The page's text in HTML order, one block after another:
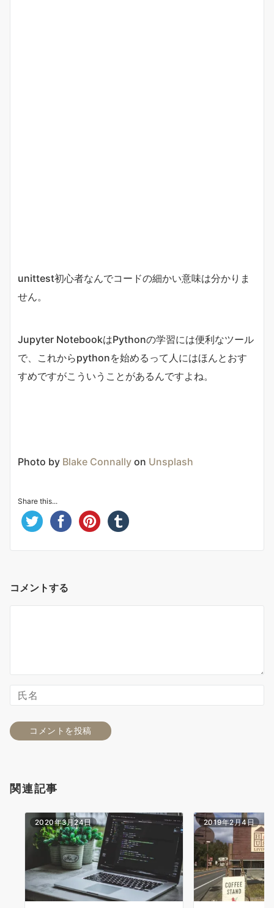
unittest初心者なんでコードの細かい意味は分かりま
せん。
Jupyter NotebookはPythonの学習には便利なツール
で、これからpythonを始めるって人にはほんとおす
すめですがこういうことがあるんですよね。
Photo by Blake Connally on Unsplash
Share this...
コメントする
関連記事
2020年3月24日 2019年2月4日